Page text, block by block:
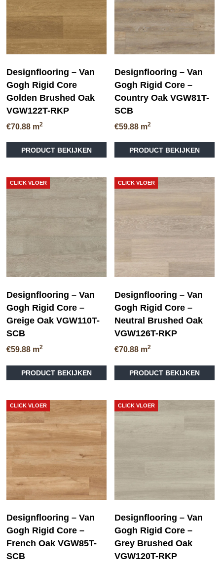
Designflooring – Van
Gogh Rigid Core
Golden Brushed Oak
VGW122T-RKP
€70.88 m2
PRODUCT BEKIJKEN
Designflooring – Van
Gogh Rigid Core –
Country Oak VGW81T-
SCB
€59.88 m2
PRODUCT BEKIJKEN
CLICK VLOER
Designflooring – Van
Gogh Rigid Core –
Greige Oak VGW110T-
SCB
€59.88 m2
PRODUCT BEKIJKEN
CLICK VLOER
Designflooring – Van
Gogh Rigid Core –
Neutral Brushed Oak
VGW126T-RKP
€70.88 m2
PRODUCT BEKIJKEN
CLICK VLOER
Designflooring – Van
Gogh Rigid Core –
French Oak VGW85T-
SCB
CLICK VLOER
Designflooring – Van
Gogh Rigid Core –
Grey Brushed Oak
VGW120T-RKP